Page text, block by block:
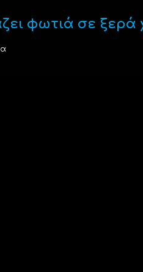
φωτιά σε ξερά